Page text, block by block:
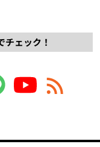
チェック！